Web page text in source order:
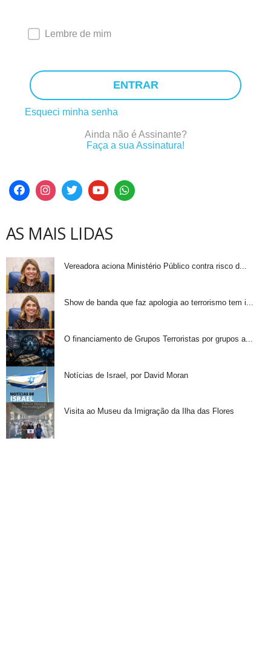
Lembre de mim
ENTRAR
Esqueci minha senha
Ainda não é Assinante?
Faça a sua Assinatura!
AS MAIS LIDAS
Vereadora aciona Ministério Público contra risco d...
Show de banda que faz apologia ao terrorismo tem i...
O financiamento de Grupos Terroristas por grupos a...
Notícias de Israel, por David Moran
Visita ao Museu da Imigração da Ilha das Flores